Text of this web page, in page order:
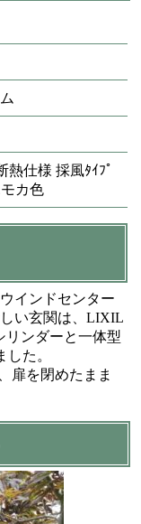
仕様 採風ﾀｲﾌﾟ
カ色
インドセンター
い玄関は、LIXIL
ンダーと一体型
た。
扉を閉めたまま